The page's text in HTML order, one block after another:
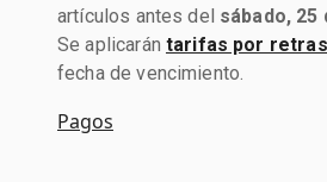
artículos antes del sábado, 25
Se aplicarán tarifas por
fecha de vencimiento.
Pagos